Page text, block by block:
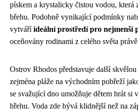
pískem a krystalicky čistou vodou, která
břehu. Podobně vynikající podmínky
vytváříideální prostředí pro nejmenší
oceňovány rodinami z celého světa
Ostrov Rhodos představuje další
zejména pláže na východním pobřeží
se svažující dno umožňuje dětem hrát si
břehu. Voda zde bývá klidnější než na